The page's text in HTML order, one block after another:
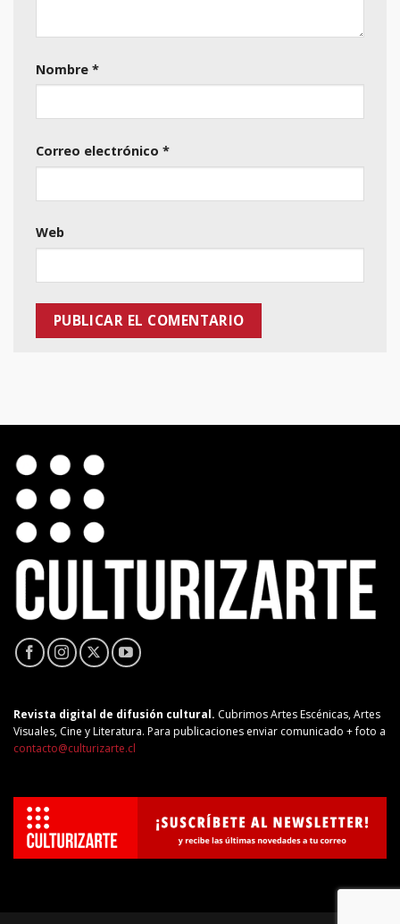
Nombre *
Correo electrónico *
Web
Revista digital de difusión cultural. Cubrimos Artes Escénicas, Artes
Visuales, Cine y Literatura. Para publicaciones enviar comunicado + foto a
contacto@culturizarte.cl